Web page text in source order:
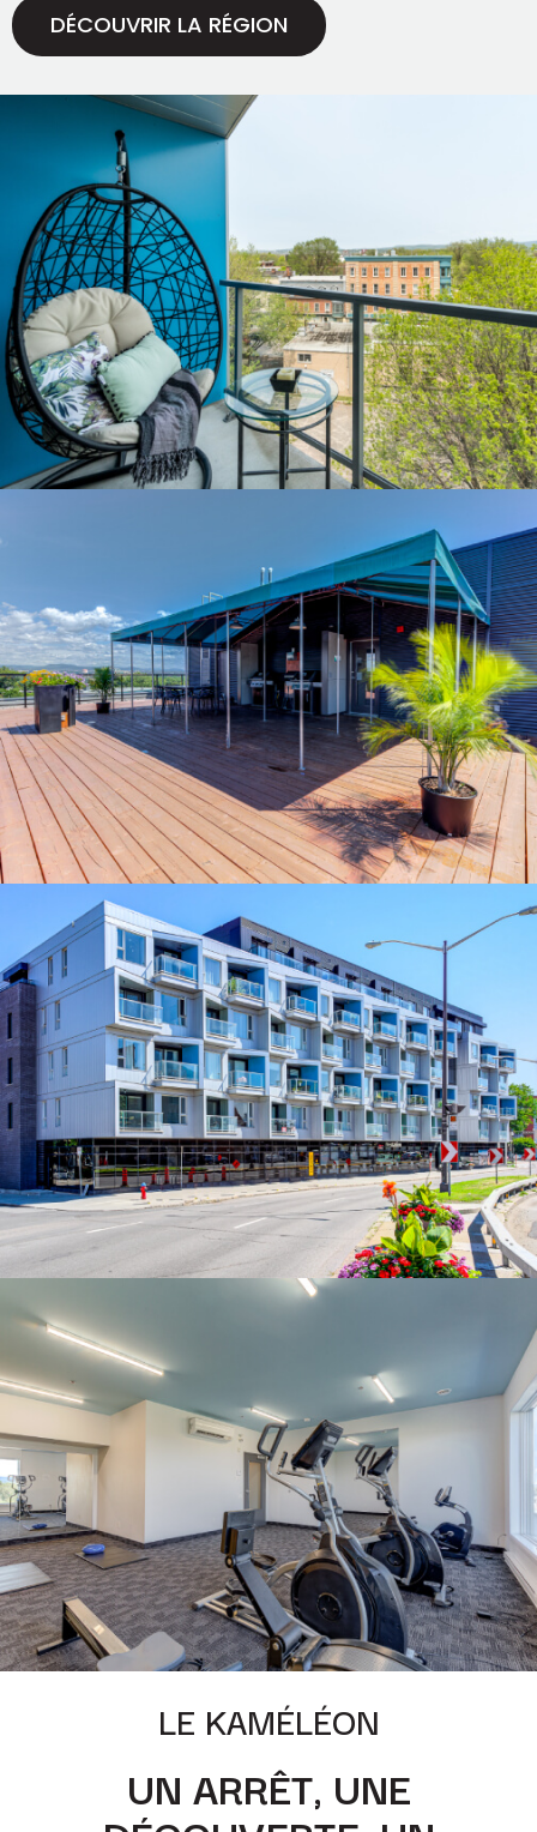
DÉCOUVRIR LA RÉGION
LE KAMÉLÉON
UN ARRÊT, UNE